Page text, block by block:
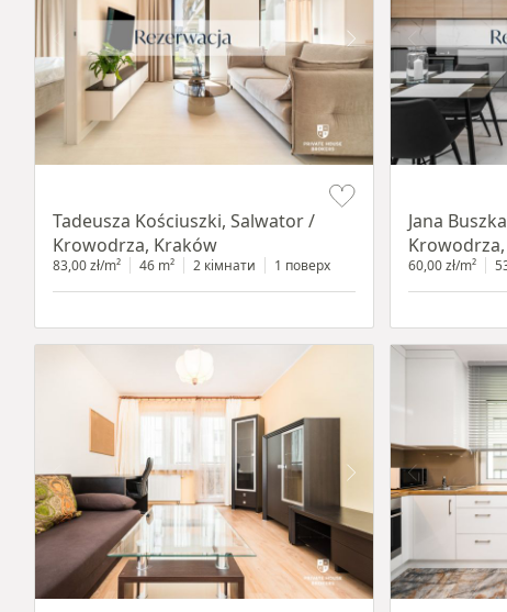
Tadeusza Kościuszki, Salwator /
Krowodrza, Kraków
83,00 zł/m² 46 m² 2 кімнати 1 поверх
Jana
60,00 zł/m²